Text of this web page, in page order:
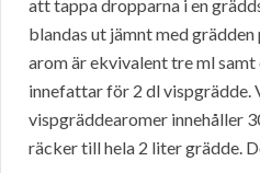
att tappa dropparna i en
blandas ut jämnt med grädden
arom är ekvivalent tre ml
innefattar för 2 dl vispgrädde.
vispgräddearomer innehåller
räcker till hela 2 liter grädde.